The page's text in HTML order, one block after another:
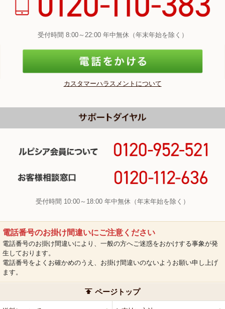
受付時間 8:00～22:00 年中無休（年末年始を除く）
カスタマーハラスメントについて
受付時間 10:00～18:00 年中無休（年末年始を除く）
電話番号のお掛け間違いにご注意ください
電話番号のお掛け間違いにより、一般の方へご迷惑をおかけする事象が発
生しております。
電話番号をよくお確かめのうえ、お掛け間違いのないようお願い申し上げ
ます。
ページトップ